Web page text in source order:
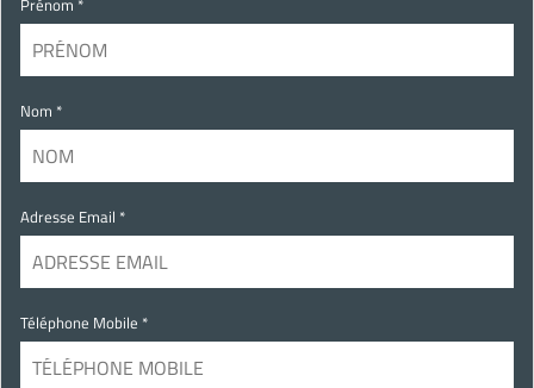
Prénom *
Nom *
Adresse Email *
Téléphone Mobile *